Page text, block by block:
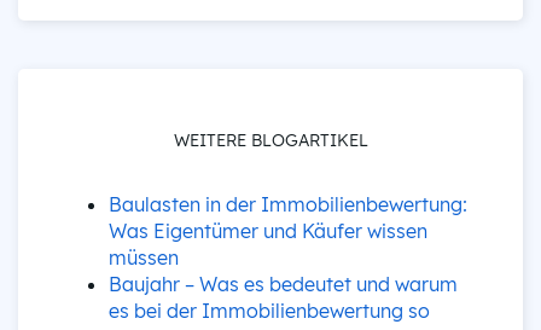
WEITERE BLOGARTIKEL
Baulasten in der Immobilienbewertung:
Was Eigentümer und Käufer wissen
müssen
Baujahr – Was es bedeutet und warum
es bei der Immobilienbewertung so